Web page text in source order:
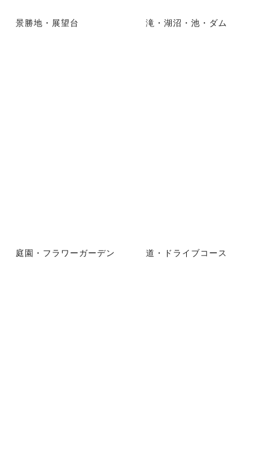
景勝地・展望台 滝・湖沼・池・ダム
庭園・フラワーガーデン 道・ドライブコース